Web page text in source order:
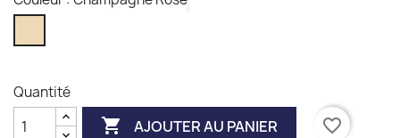
Rose
Quantité
 AJOUTER AU PANIER favorite_border